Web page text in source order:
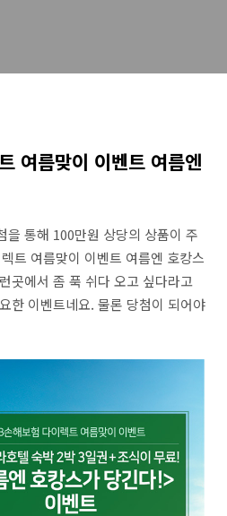
여름맞이 이벤트 여름엔
을 통해 100만원 상당의 상품이 주
트 여름맞이 이벤트 여름엔 호캉스
곳에서 좀 푹 쉬다 오고 싶다라고
한 이벤트네요. 물론 당첨이 되어야